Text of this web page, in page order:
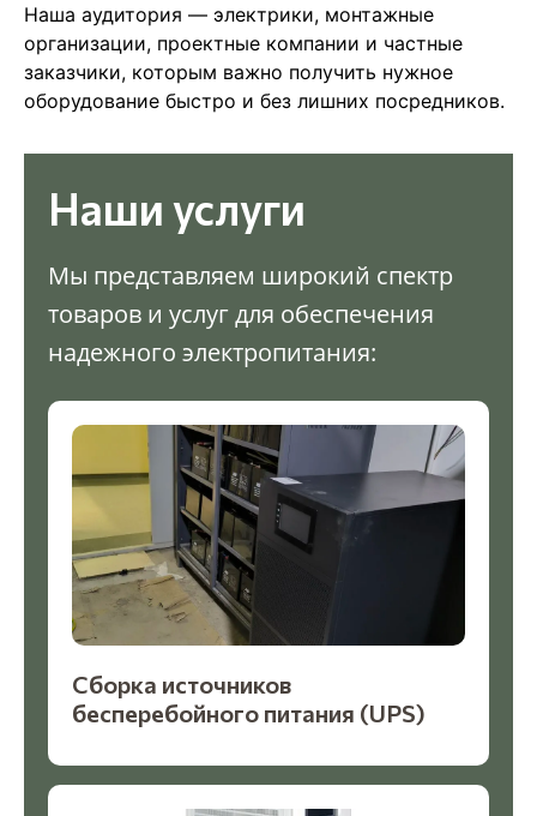
Наша аудитория — электрики, монтажные
организации, проектные компании и частные
заказчики, которым важно получить нужное
оборудование быстро и без лишних посредников.
Наши услуги
Мы представляем широкий спектр
товаров и услуг для обеспечения
надежного электропитания:
Сборка источников
бесперебойного питания (UPS)